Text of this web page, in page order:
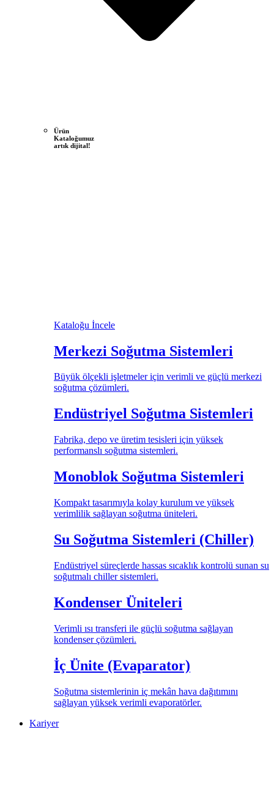
Ürün
Kataloğumuz
artık dijital!
Kataloğu İncele
Merkezi Soğutma Sistemleri
Büyük ölçekli işletmeler için verimli ve güçlü merkezi
soğutma çözümleri.
Endüstriyel Soğutma Sistemleri
Fabrika, depo ve üretim tesisleri için yüksek
performanslı soğutma sistemleri.
Monoblok Soğutma Sistemleri
Kompakt tasarımıyla kolay kurulum ve yüksek
verimlilik sağlayan soğutma üniteleri.
Su Soğutma Sistemleri (Chiller)
Endüstriyel süreçlerde hassas sıcaklık kontrolü sunan su
soğutmalı chiller sistemleri.
Kondenser Üniteleri
Verimli ısı transferi ile güçlü soğutma sağlayan
kondenser çözümleri.
İç Ünite (Evaparator)
Soğutma sistemlerinin iç mekân hava dağıtımını
sağlayan yüksek verimli evaporatörler.
Kariyer